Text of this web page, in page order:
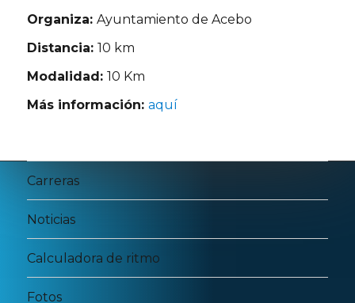
Organiza:Ayuntamiento de Acebo
Distancia:10 km
Modalidad:10 Km
Más información:aquí
Carreras
Noticias
Calculadora de ritmo
Fotos